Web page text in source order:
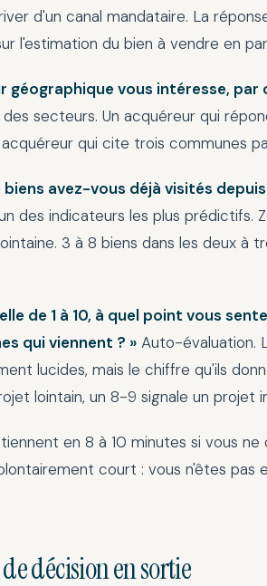
d'un canal mandataire. La
l'estimation du bien à vendre en
géographique vous intéresse,
secteurs. Un acquéreur qui
qui cite trois communes
biens avez-vous déjà visités
des indicateurs les plus prédictifs.
3 à 8 biens dans les deux à
de 1 à 10, à quel point vous
qui viennent ? » Auto-évaluation.
lucides, mais le chiffre qu'ils
lointain, un 8-9 signale un projet
en 8 à 10 minutes si vous ne
court : vous n'êtes pas
décision en sortie